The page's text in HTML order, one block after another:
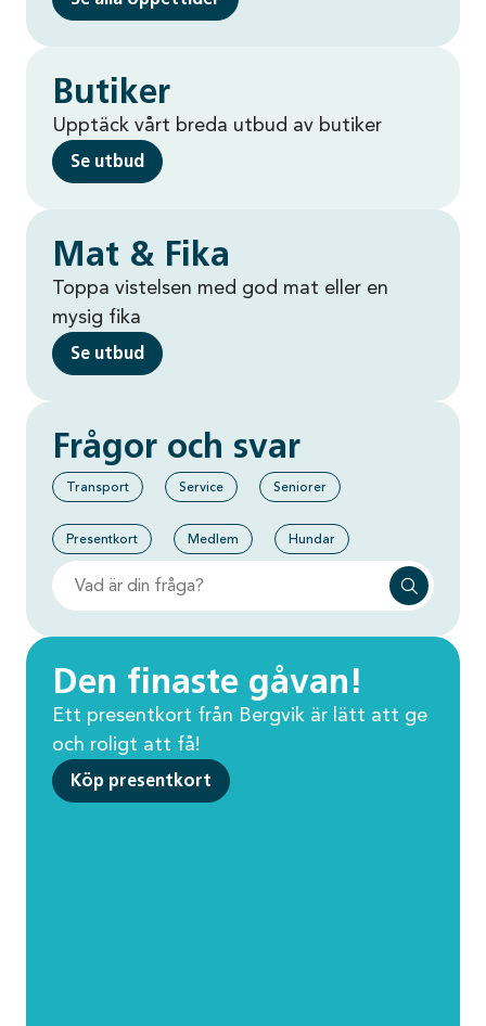
Den finaste gåvan!
Ett presentkort från Bergvik är lätt att ge
och roligt att få!
Köp presentkort
Butiker
Upptäck vårt breda utbud av butiker
Se utbud
Mat & Fika
Toppa vistelsen med god mat eller en
mysig fika
Se utbud
Frågor och svar
Transport Service Seniorer
Presentkort Medlem Hundar